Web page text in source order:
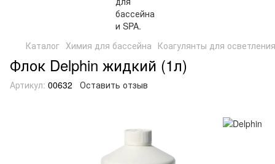
Каталог Химия для бассейна Коагулянты для осветления
Флок Delphin жидкий (1л)
Артикул: 00632 Оставить отзыв